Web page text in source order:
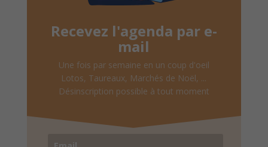
Recevez l'agenda par e-
mail
Une fois par semaine en un coup d'oeil
Lotos, Taureaux, Marchés de Noël, ...
Désinscription possible à tout moment